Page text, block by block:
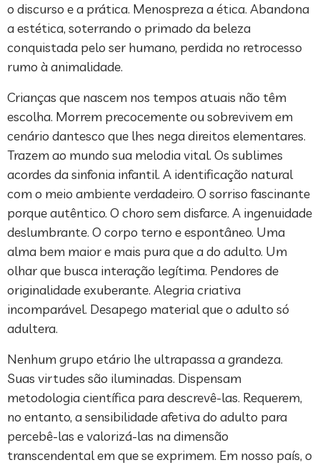
o discurso e a prática. Menospreza a ética. Abandona
a estética, soterrando o primado da beleza
conquistada pelo ser humano, perdida no retrocesso
rumo à animalidade.
Crianças que nascem nos tempos atuais não têm
escolha. Morrem precocemente ou sobrevivem em
cenário dantesco que lhes nega direitos elementares.
Trazem ao mundo sua melodia vital. Os sublimes
acordes da sinfonia infantil. A identificação natural
com o meio ambiente verdadeiro. O sorriso fascinante
porque autêntico. O choro sem disfarce. A ingenuidade
deslumbrante. O corpo terno e espontâneo. Uma
alma bem maior e mais pura que a do adulto. Um
olhar que busca interação legítima. Pendores de
originalidade exuberante. Alegria criativa
incomparável. Desapego material que o adulto só
adultera.
Nenhum grupo etário lhe ultrapassa a grandeza.
Suas virtudes são iluminadas. Dispensam
metodologia científica para descrevê-las. Requerem,
no entanto, a sensibilidade afetiva do adulto para
percebê-las e valorizá-las na dimensão
transcendental em que se exprimem. Em nosso país, o